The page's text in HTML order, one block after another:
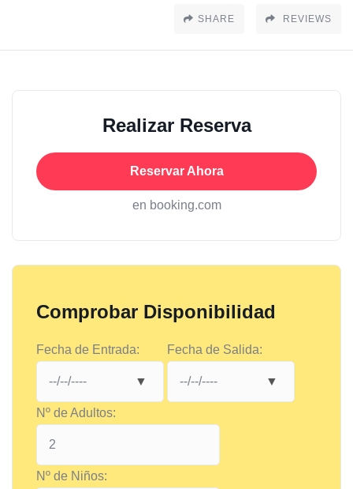
SHARE REVIEWS
Realizar Reserva
Reservar Ahora
en booking.com
Comprobar Disponibilidad
Fecha de Entrada: Fecha de Salida:
Nº de Adultos:
Nº de Niños: